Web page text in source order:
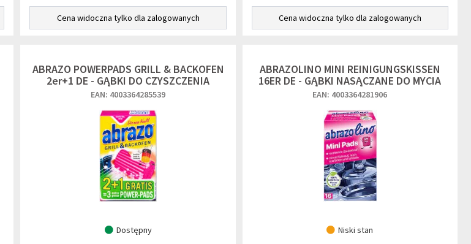
Cena widoczna tylko dla zalogowanych Cena widoczna tylko dla zalogowanych
ABRAZO POWERPADS GRILL & BACKOFEN
2er+1 DE - GĄBKI DO CZYSZCZENIA
EAN: 4003364285539
Dostępny
ABRAZOLINO MINI REINIGUNGSKISSEN
16ER DE - GĄBKI NASĄCZANE DO MYCIA
EAN: 4003364281906
Niski stan